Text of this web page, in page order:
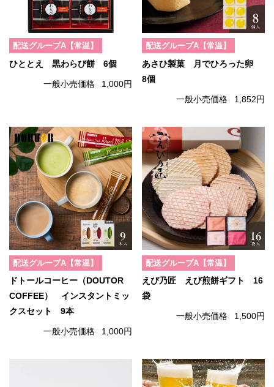
配送グループA【常温】
ひととえ 黒わらび餅 6個
一般小売価格 1,000円
配送グループA【常温】
あさひ製菓 月でひろった卵
8個
一般小売価格 1,852円
配送グループA【常温】
ドトールコーヒー（DOUTOR
COFFEE） インスタントミッ
クスセット 9本
一般小売価格 1,000円
配送グループA【常温】
えび乃匠 えび煎餅ギフト 16
袋
一般小売価格 1,500円